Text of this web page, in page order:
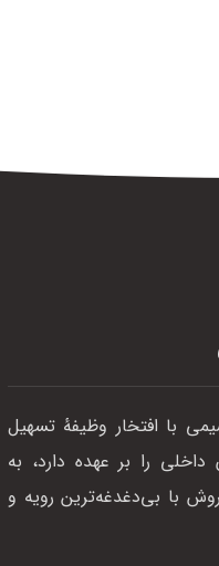
با افتخار وظیفهٔ تسهیل
داخلی را بر عهده دارد، به
با بی‌دغدغه‌ترین رویه و